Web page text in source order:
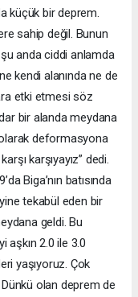
küçük bir deprem.
sahip değil. Bunun
anda ciddi anlamda
kendi alanında ne de
etki etmesi söz
bir alanda meydana
deformasyona
karşıyayız” dedi.
Biga’nın batısında
tekabül eden bir
geldi. Bu
aşkın 2.0 ile 3.0
yaşıyoruz. Çok
Dünkü olan deprem de